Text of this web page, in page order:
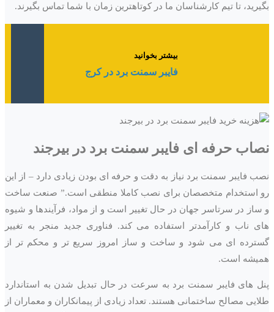
بگیرید، تا تیم کارشناسان ما در کوتاهترین زمان با شما تماس بگیرند.
بیشتر بخوانید
فایبر سمنت برد در کرج
نصاب حرفه ای فایبر سمنت برد در بیرجند
نصب فایبر سمنت برد نیاز به دقت و حرفه ای بودن زیادی دارد – از این
رو استخدام متخصصان برای نصب کاملا منطقی است.” صنعت ساخت
و ساز در سرتاسر جهان در حال تغییر است و از مواد، فرآیندها و شیوه
های ناب و کارآمدتر استفاده می کند. فناوری جدید منجر به تغییر
گسترده ای می شود و ساخت و ساز امروز سریع تر و محکم تر از
همیشه است.
پنل های فایبر سمنت برد به سرعت در حال تبدیل شدن به استاندارد
طلایی مصالح ساختمانی هستند. تعداد زیادی از پیمانکاران و معماران از